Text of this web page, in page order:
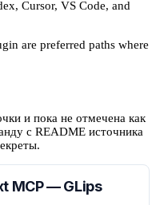
Cursor, VS Code, and
are preferred paths where
и пока не отмечена как
с README источника
MCP — GLips